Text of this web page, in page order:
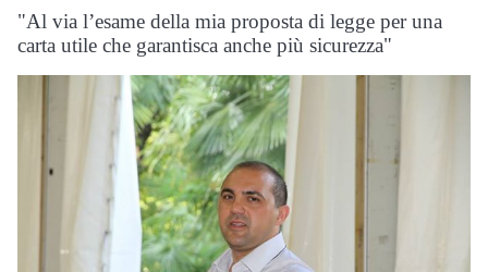
"Al via l’esame della mia proposta di legge per una
carta utile che garantisca anche più sicurezza"